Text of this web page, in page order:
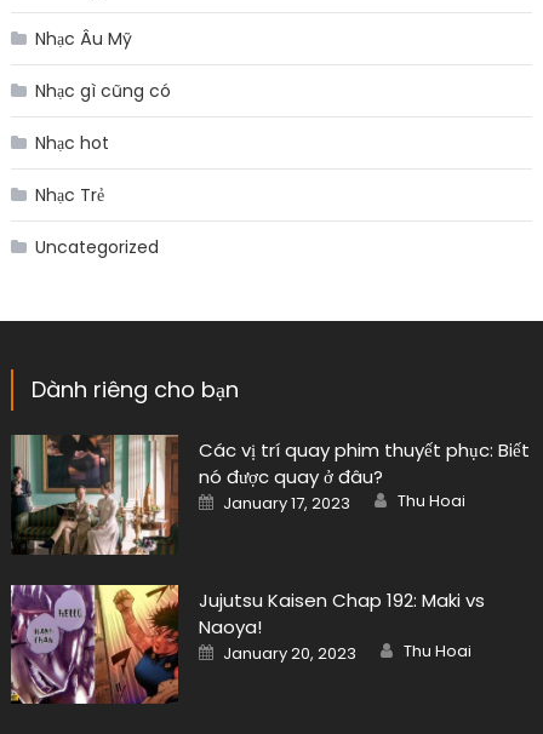
Nhạc Âu Mỹ
Nhạc gì cũng có
Nhạc hot
Nhạc Trẻ
Uncategorized
Dành riêng cho bạn
Các vị trí quay phim thuyết phục: Biết
nó được quay ở đâu?
Posted
on
January 17, 2023 Author
Thu Hoai
Jujutsu Kaisen Chap 192: Maki vs
Naoya!
Posted
on
January 20, 2023 Author
Thu Hoai